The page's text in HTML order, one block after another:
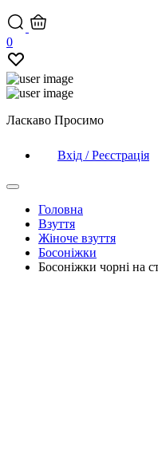
0
Ласкаво Просимо
Вхід / Реєстрація
Головна
Взуття
Жіноче взуття
Босоніжки
Босоніжки чорні на